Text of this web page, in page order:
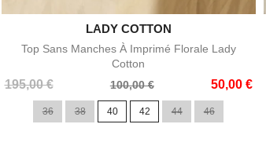
Aperçu rapide
LADY COTTON
Top Sans Manches À Imprimé Florale Lady
Cotton
195,00 €
Prix
100,00 € 50,00 €
Prix
36 38 40 42 44 46